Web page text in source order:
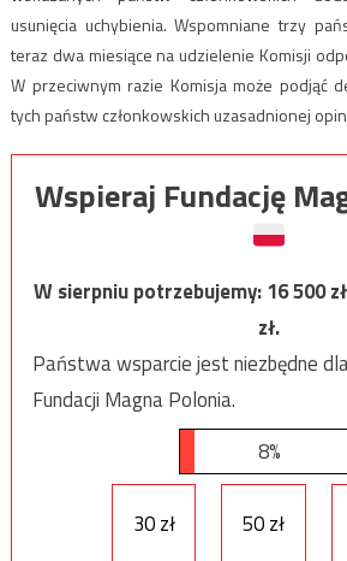
usunięcia uchybienia. Wspomniane trzy
teraz dwa miesiące na udzielenie Komisji
W przeciwnym razie Komisja może podjąć
tych państw członkowskich uzasadnionej
Wspieraj Fundację
W sierpniu potrzebujemy:16 500
zł.
Państwa wsparcie jest niezbędne
Fundacji Magna Polonia.
8%
30 zł 50 zł